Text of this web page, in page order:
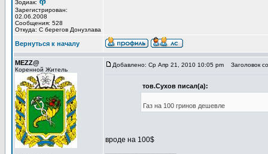
Зодиак:
Зарегистрирован:
02.06.2008
Сообщения: 528
Откуда: С берегов Донузлава
Вернуться к началу
MEZZ@
Коренной Житель
Добавлено: Ср Апр 21, 2010 10:05 pm Заголовок
тов.Сухов писал(а):
Газ на 100 гринов дешевле
вроде на 100$